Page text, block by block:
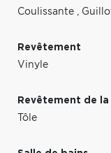
Coulissante ,
Revêtement
Vinyle
Revêtement de
Tôle